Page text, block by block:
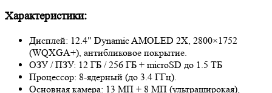
Характеристики:
Дисплей: 12.4" Dynamic AMOLED 2X, 2800×1752
(WQXGA+), антибликовое покрытие.
ОЗУ / ПЗУ: 12 ГБ / 256 ГБ + microSD до 1.5 ТБ
Процессор: 8-ядерный (до 3.4 ГГц).
Основная камера: 13 МП + 8 МП (ультраширокая),